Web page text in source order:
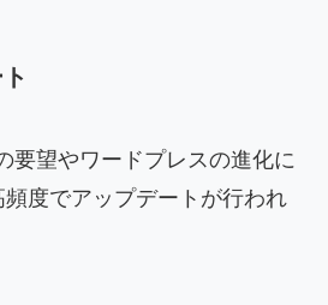
要望やワードプレスの進化に
度でアップデートが行われ